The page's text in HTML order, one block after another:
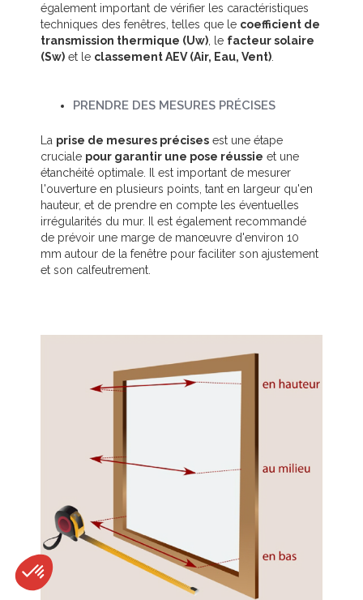
également important de vérifier les caractéristiques
techniques des fenêtres, telles que le coefficient de
transmission thermique (Uw) , le facteur solaire
(Sw) et le classement AEV (Air, Eau, Vent)
PRENDRE DES MESURES PRÉCISES
La prise de mesures précises est une étape
cruciale pour garantir une pose réussie et une
étanchéité optimale. Il est important de mesurer
l'ouverture en plusieurs points, tant en largeur qu'en
hauteur, et de prendre en compte les éventuelles
irrégularités du mur. Il est également recommandé
de prévoir une marge de manœuvre d'environ 10
mm autour de la fenêtre pour faciliter son ajustement
et son calfeutrement.